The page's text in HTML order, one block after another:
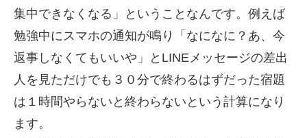
集中できなくなる」ということなんです。例えば
勉強中にスマホの通知が鳴り「なになに？あ、今
返事しなくてもいいや」とLINEメッセージの差出
人を見ただけでも３０分で終わるはずだった宿題
は１時間やらないと終わらないという計算になり
ます。